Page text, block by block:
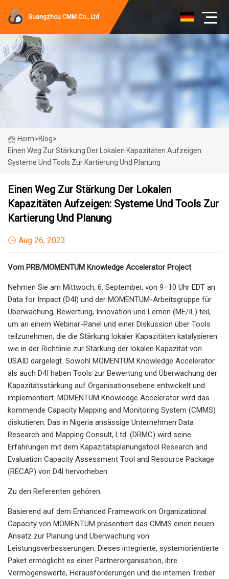
Guangzhou CMM Co., Ltd
Heim>Blog>
Einen Weg Zur Stärkung Der Lokalen Kapazitäten Aufzeigen:
Systeme Und Tools Zur Kartierung Und Planung
Einen Weg Zur Stärkung Der Lokalen
Kapazitäten Aufzeigen: Systeme Und Tools Zur
Kartierung Und Planung
Aug 26, 2023
Vom PRB/MOMENTUM Knowledge Accelerator Project
Nehmen Sie am Mittwoch, 6. September, von 9–10 Uhr EDT an
Data for Impact (D4I) und der MOMENTUM-Arbeitsgruppe für
Überwachung, Bewertung, Innovation und Lernen (ME/IL) teil,
um an einem Webinar-Panel und einer Diskussion über Tools
teilzunehmen, die die Stärkung lokaler Kapazitäten katalysieren.
wie in der Richtlinie zur Stärkung der lokalen Kapazität von
USAID dargelegt. Sowohl MOMENTUM Knowledge Accelerator
als auch D4I haben Tools zur Bewertung und Überwachung der
Kapazitätsstärkung auf Organisationsebene entwickelt und
implementiert. MOMENTUM Knowledge Accelerator wird das
kommende Capacity Mapping and Monitoring System (CMMS)
diskutieren. Das in Nigeria ansässige Unternehmen Data
Research and Mapping Consult, Ltd. (DRMC) wird seine
Erfahrungen mit dem Kapazitätsplanungstool Research and
Evaluation Capacity Assessment Tool and Resource Package
(RECAP) von D4I hervorheben.
Zu den Referenten gehören:
Basierend auf dem Enhanced Framework on Organizational
Capacity von MOMENTUM präsentiert das CMMS einen neuen
Ansatz zur Planung und Überwachung von
Leistungsverbesserungen. Dieses integrierte, systemorientierte
Paket ermöglicht es einer Partnerorganisation, ihre
Vermögenswerte, Herausforderungen und die internen Treiber